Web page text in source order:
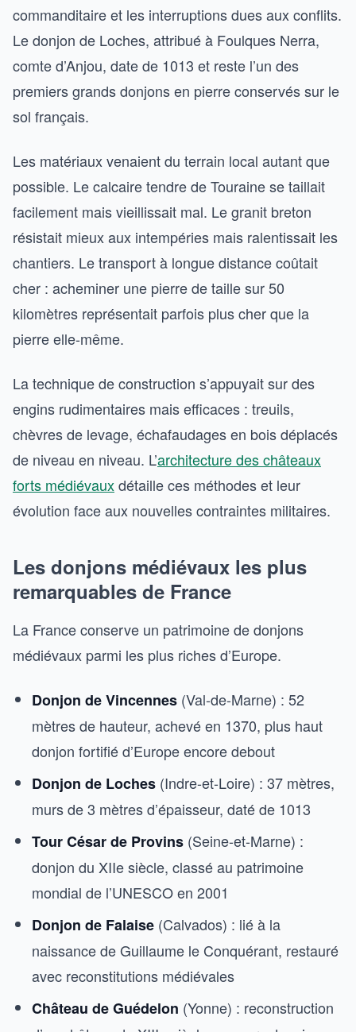
commanditaire et les interruptions dues aux conflits.
Le donjon de Loches, attribué à Foulques Nerra,
comte d’Anjou, date de 1013 et reste l’un des
premiers grands donjons en pierre conservés sur le
sol français.
Les matériaux venaient du terrain local autant que
possible. Le calcaire tendre de Touraine se taillait
facilement mais vieillissait mal. Le granit breton
résistait mieux aux intempéries mais ralentissait les
chantiers. Le transport à longue distance coûtait
cher : acheminer une pierre de taille sur 50
kilomètres représentait parfois plus cher que la
pierre elle-même.
La technique de construction s’appuyait sur des
engins rudimentaires mais efficaces : treuils,
chèvres de levage, échafaudages en bois déplacés
de niveau en niveau. L’architecture des châteaux
forts médiévauxdétaille ces méthodes et leur
évolution face aux nouvelles contraintes militaires.
Les donjons médiévaux les plus
remarquables de France
La France conserve un patrimoine de donjons
médiévaux parmi les plus riches d’Europe.
Donjon de Vincennes (Val-de-Marne) : 52
mètres de hauteur, achevé en 1370, plus haut
donjon fortifié d’Europe encore debout
Donjon de Loches (Indre-et-Loire) : 37 mètres,
murs de 3 mètres d’épaisseur, daté de 1013
Tour César de Provins (Seine-et-Marne) :
donjon du XIIe siècle, classé au patrimoine
mondial de l’UNESCO en 2001
Donjon de Falaise (Calvados) : lié à la
naissance de Guillaume le Conquérant, restauré
avec reconstitutions médiévales
Château de Guédelon (Yonne) : reconstruction